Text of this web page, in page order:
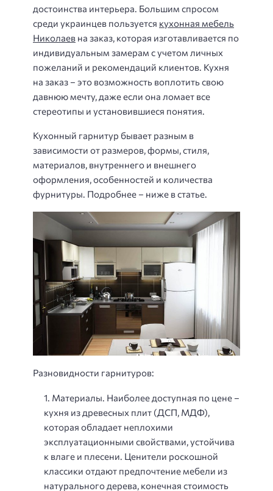
достоинства интерьера. Большим спросом
среди украинцев пользуется кухонная мебель
Николаев на заказ, которая изготавливается по
индивидуальным замерам с учетом личных
пожеланий и рекомендаций клиентов. Кухня
на заказ – это возможность воплотить свою
давнюю мечту, даже если она ломает все
стереотипы и установившиеся понятия.
Кухонный гарнитур бывает разным в
зависимости от размеров, формы, стиля,
материалов, внутреннего и внешнего
оформления, особенностей и количества
фурнитуры. Подробнее – ниже в статье.
Разновидности гарнитуров:
Материалы. Наиболее доступная по цене –
кухня из древесных плит (ДСП, МДФ),
которая обладает неплохими
эксплуатационными свойствами, устойчива
к влаге и плесени. Ценители роскошной
классики отдают предпочтение мебели из
натурального дерева, конечная стоимость